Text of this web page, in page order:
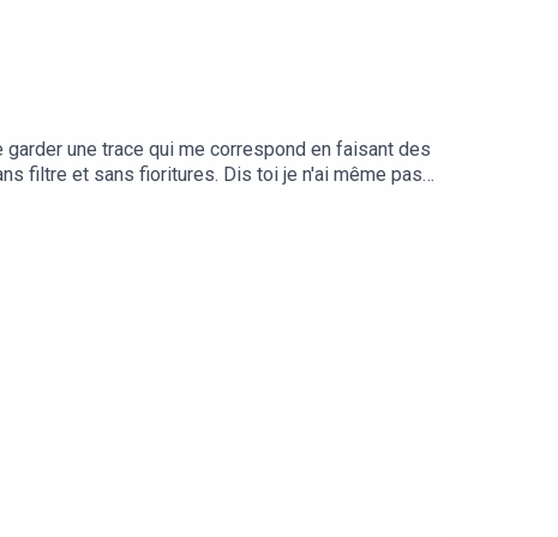
une trace qui me correspond en faisant des
filtre et sans fioritures. Dis toi je n'ai même pas
non plus hein , c'est vraiment au feeling et